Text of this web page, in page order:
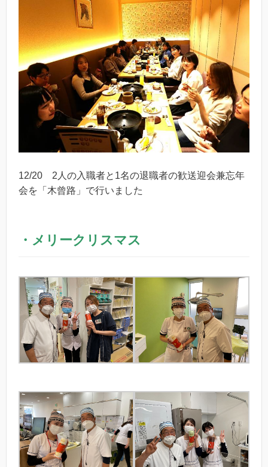
12/20 2人の入職者と1名の退職者の歓送迎会兼忘年
会を「木曾路」で行いました
・メリークリスマス